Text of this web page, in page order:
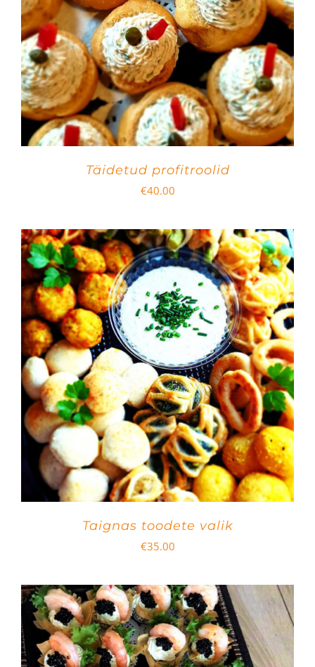
Täidetud profitroolid
€40.00
Taignas toodete valik
€35.00